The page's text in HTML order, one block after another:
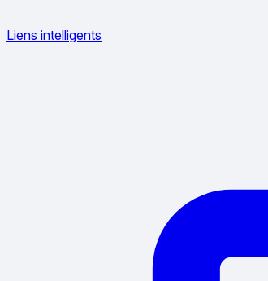
Liens intelligents